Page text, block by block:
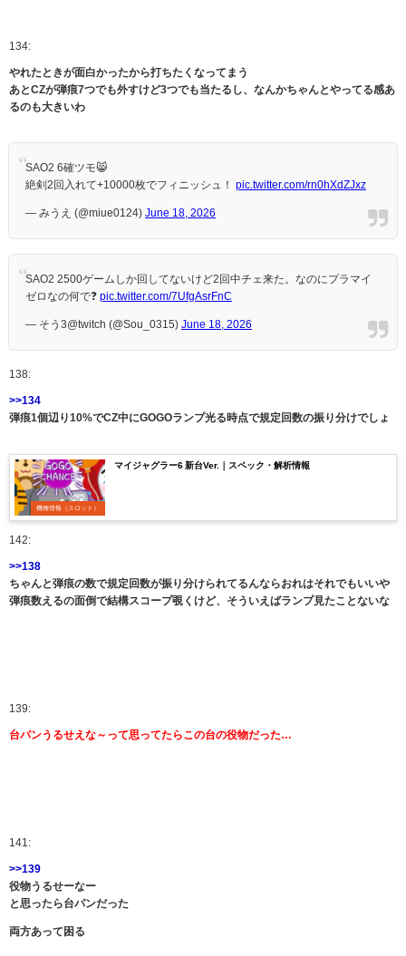
134:
やれたときが面白かったから打ちたくなってまう
あとCZが弾痕7つでも外すけど3つでも当たるし、なんかちゃんとやってる感あ
るのも大きいわ
SAO2 6確ツモ😸
絶剣2回入れて+10000枚でフィニッシュ！ pic.twitter.com/rn0hXdZJxz
— みうえ (@miue0124) June 18, 2026
SAO2 2500ゲームしか回してないけど2回中チェ来た。なのにプラマイ
ゼロなの何で❓ pic.twitter.com/7UfgAsrFnC
— そう3@twitch (@Sou_0315) June 18, 2026
138:
>>134
弾痕1個辺り10%でCZ中にGOGOランプ光る時点で規定回数の振り分けでしょ
機種情報（スロット）
マイジャグラー6 新台Ver.｜スペック・解析情報
142:
>>138
ちゃんと弾痕の数で規定回数が振り分けられてるんならおれはそれでもいいや
弾痕数えるの面倒で結構スコープ覗くけど、そういえばランプ見たことないな
139:
台パンうるせえな～って思ってたらこの台の役物だった…
141:
>>139
役物うるせーなー
と思ったら台パンだった
両方あって困る